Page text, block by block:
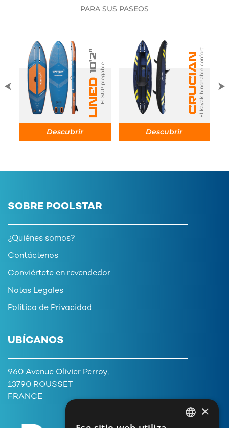
PARA SUS PASEOS
El kayak convertible SUP LINED
10'2"
El SUP plegable
Descubrir
CRUCIANEl kayak hinchable confort
Descubrir
SOBRE POOLSTAR
¿Quiénes somos?
Contáctenos
Conviértete en revendedor
Notas Legales
Política de Privacidad
UBÍCANOS
960 Avenue Olivier Perroy,
13790 ROUSSET
FRANCE
×